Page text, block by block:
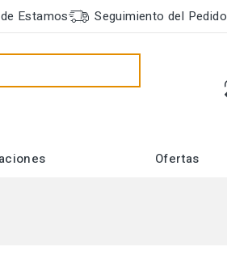
Estamos Seguimiento del Pedido
Ofertas